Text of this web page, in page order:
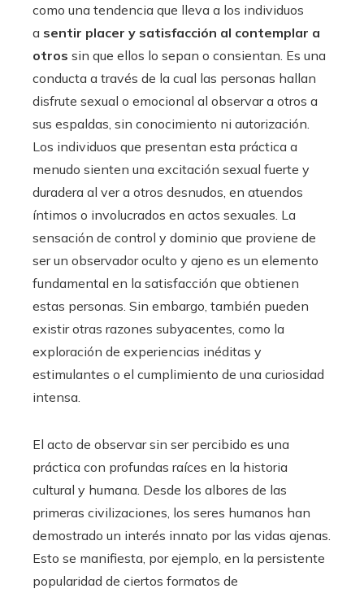
como una tendencia que lleva a los individuos
a sentir placer y satisfacción al contemplar a
otros sin que ellos lo sepan o consientan. Es una
conducta a través de la cual las personas hallan
disfrute sexual o emocional al observar a otros a
sus espaldas, sin conocimiento ni autorización.
Los individuos que presentan esta práctica a
menudo sienten una excitación sexual fuerte y
duradera al ver a otros desnudos, en atuendos
íntimos o involucrados en actos sexuales. La
sensación de control y dominio que proviene de
ser un observador oculto y ajeno es un elemento
fundamental en la satisfacción que obtienen
estas personas. Sin embargo, también pueden
existir otras razones subyacentes, como la
exploración de experiencias inéditas y
estimulantes o el cumplimiento de una curiosidad
intensa.
El acto de observar sin ser percibido es una
práctica con profundas raíces en la historia
cultural y humana. Desde los albores de las
primeras civilizaciones, los seres humanos han
demostrado un interés innato por las vidas ajenas.
Esto se manifiesta, por ejemplo, en la persistente
popularidad de ciertos formatos de